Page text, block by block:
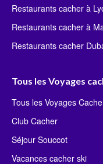
Restaurants cacher à
Restaurants cacher à
Restaurants cacher
Tous les Voyages
Tous les Voyages
Club Cacher
Séjour Souccot
Vacances cacher ski